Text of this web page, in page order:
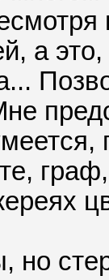
а
но